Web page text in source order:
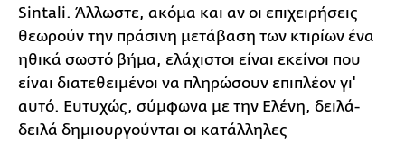
Sintali. Άλλωστε, ακόμα και αν οι επιχειρήσεις
θεωρούν την πράσινη μετάβαση των κτιρίων ένα
ηθικά σωστό βήμα, ελάχιστοι είναι εκείνοι που
είναι διατεθειμένοι να πληρώσουν επιπλέον γι'
αυτό. Ευτυχώς, σύμφωνα με την Ελένη, δειλά-
δειλά δημιουργούνται οι κατάλληλες